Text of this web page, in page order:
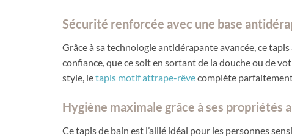
Sécurité renforcée avec une base
Grâce à sa technologie antidérapante avancée, ce
confiance, que ce soit en sortant de la douche ou de
style, letapis motif attrape-rêvecomplète
Hygiène maximale grâce à ses propriétés
Ce tapis de bain est l’allié idéal pour les personnes